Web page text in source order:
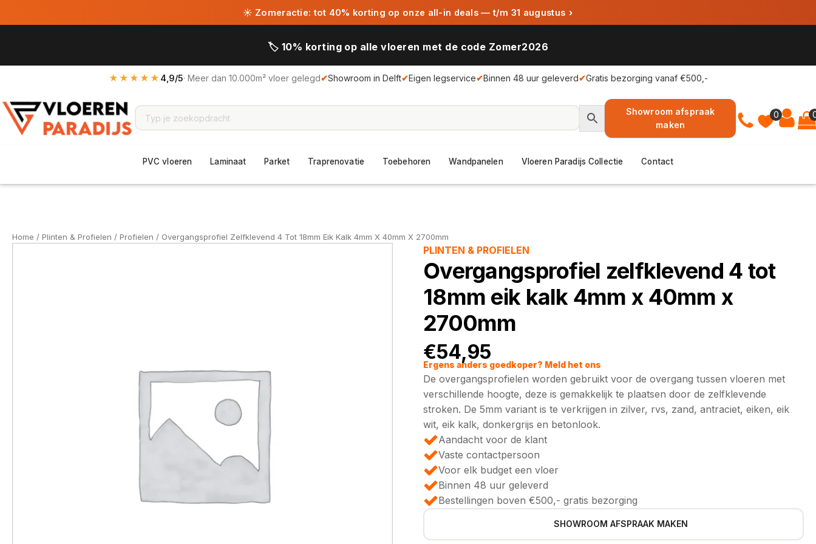
☀ Zomeractie: tot 40% korting op onze all-in deals — t/m 31 augustus ›
🏷️ 10% korting op alle vloeren met de code Zomer2026
★★★★★ 4,9/5· Meer dan 10.000m² vloer gelegd✔Showroom in Delft✔Eigen legservice✔Binnen 48 uur geleverd✔Gratis bezorging vanaf €500,-
0
Showroom afspraak
maken
PVC vloeren Laminaat Parket Traprenovatie Toebehoren Wandpanelen Vloeren Paradijs Collectie Contact
Home / Plinten & Profielen / Profielen / Overgangsprofiel Zelfklevend 4 Tot 18mm Eik Kalk 4mm X 40mm X 2700mm
PLINTEN & PROFIELEN
Overgangsprofiel zelfklevend 4 tot
18mm eik kalk 4mm x 40mm x
2700mm
€54,95
Ergens anders goedkoper? Meld het ons
De overgangsprofielen worden gebruikt voor de overgang tussen vloeren met
verschillende hoogte, deze is gemakkelijk te plaatsen door de zelfklevende
stroken. De 5mm variant is te verkrijgen in zilver, rvs, zand, antraciet, eiken, eik
wit, eik kalk, donkergrijs en betonlook.
Aandacht voor de klant
Vaste contactpersoon
Voor elk budget een vloer
Binnen 48 uur geleverd
Bestellingen boven €500,- gratis bezorging
SHOWROOM AFSPRAAK MAKEN